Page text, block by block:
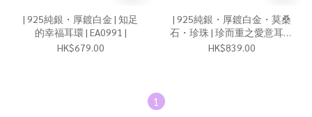
| 925純銀・厚鍍白金 | 知足
的幸福耳環 | EA0991 |
HK$679.00
| 925純銀・厚鍍白金・莫桑
石・珍珠 | 珍而重之愛意耳環
| EA0810 |
HK$839.00
1